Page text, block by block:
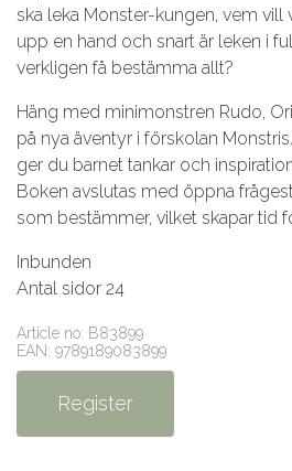
ska leka Monster-kungen, vem vill
upp en hand och snart är leken i
verkligen få bestämma allt?
Häng med minimonstren Rudo,
på nya äventyr i förskolan
ger du barnet tankar och
Boken avslutas med öppna
som bestämmer, vilket skapar tid
Inbunden
Antal sidor 24
Article no: B83899
EAN: 9789189083899
Register